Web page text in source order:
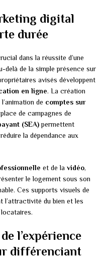
digital
durée
dans la réussite d’une
de la simple présence sur
avisés développent
en ligne. La création
de comptes sur
de campagnes de
(SEA)permettent
la dépendance aux
et de la vidéo,
le logement sous son
Ces supports visuels de
l’attractivité du bien et les
l’expérience
différenciant